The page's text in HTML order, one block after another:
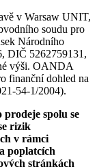
v Warsaw UNIT,
soudu pro
Národního
DIČ 5262759131,
výši. OANDA
finanční dohled na
54-1/2004).
spolu se
rizik
v rámci
poplatcích
stránkách